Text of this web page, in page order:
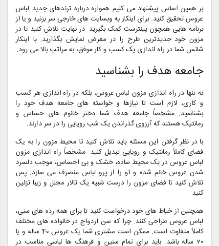
بر همین اساس پیشنهاد می کنیم همواره درباره ترندهای جدید لباس
عروس تحقیق کنید. برای اینکار به وبسایت های خارجی سر بزنید و یا از
برنامه هایی همچون پینترست کمک بگیرید. در نهایت تلاش کنید تا در
مزون خود جدیدترین طرح را در معرض نمایش بگذارید. با اینکار
شانس شما در راه اندازی یک کسب و کار موفق، به مراتب بالا می رود.
جامعه هدف را بشناسید
نه تنها در راه اندازی مزون لباس عروس، بلکه در راه اندازی هر کسب
و کاری، لازم است تا نیازها و خواسته های جامعه هدف خود را
بشناسید. مشخصاً جامعه هدف شما دختر خانوم های حساس و
رمانتیک هستند که آرزوی گذراندن یک شب رویایی را در سر دارند.
با در نظر گرفتن این مسئله باید تلاش کنید تا محیط مزون را به یک
فضای کاملاً رمانتیک و رویایی تبدیل کنید. مشخصاً راه اندازی مزون
لباس عروس در یک محیط ساده، خشک و بی احساس، موجب دلسرد
شدن عروس خانم شده و او را از پرو لباس منصرف می سازد. پس
تلاش کنید تا فضای مزون را درست شبیه یک تالار مجلل و زیبا تزئین
کنید.
همچنین از خیاط های خود درخواست کنید تا برای همه رده های سنی،
لباس عروس طراحی کنند. چرا که سن ازدواج در خانواده های مختلف
کاملاً متفاوت است. ممکن است مشتری شما یک عروس 40 ساله و یا
20 ساله باشد. باید برای تمام سنین و فرهنگ ها لباسی مناسب در